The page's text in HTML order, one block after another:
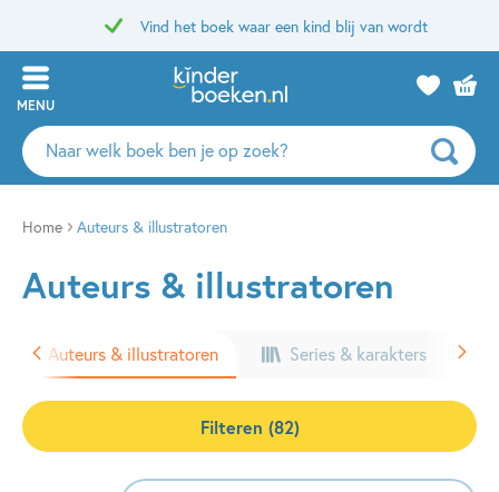
Vind het boek waar een kind blij van wordt
MENU
Zoeken
naar
auteurs
uitgevers
Home Auteurs & illustratoren
Auteurs & illustratoren
Auteurs & illustratoren Series & karakters
Filteren (82)